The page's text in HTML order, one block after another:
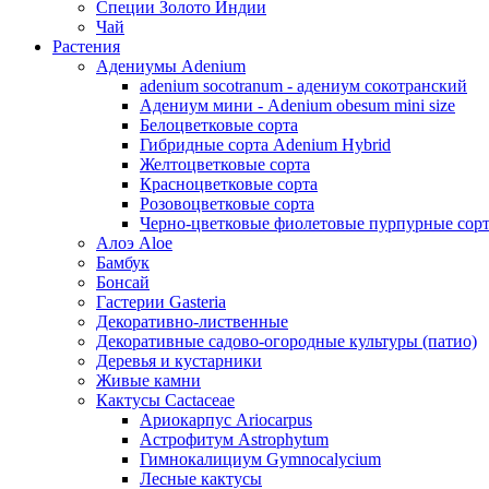
Специи Золото Индии
Чай
Растения
Адениумы Adenium
adenium socotranum - адениум сокотранский
Адениум мини - Adenium obesum mini size
Белоцветковые сорта
Гибридные сорта Adenium Hybrid
Желтоцветковые сорта
Красноцветковые сорта
Розовоцветковые сорта
Черно-цветковые фиолетовые пурпурные
Алоэ Aloe
Бамбук
Бонсай
Гастерии Gasteria
Декоративно-лиственные
Декоративные садово-огородные культуры (патио)
Деревья и кустарники
Живые камни
Кактусы Cactaceae
Ариокарпус Ariocarpus
Астрофитум Astrophytum
Гимнокалициум Gymnocalycium
Лесные кактусы